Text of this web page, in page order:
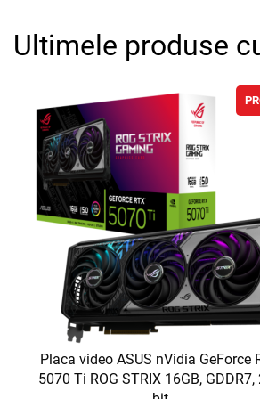
Ultimele produse
Placa video ASUS nVidia GeForce
5070 Ti ROG STRIX 16GB, GDDR7,